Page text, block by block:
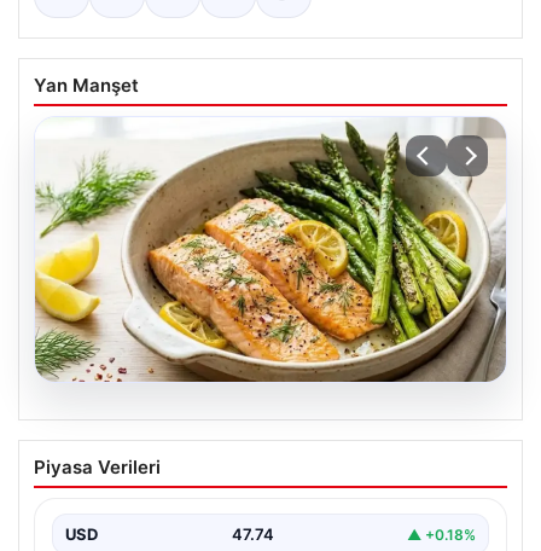
Yan Manşet
07.08.2026
Hafif, doyurucu ve omega-3 deposu:
Fırında limonlu kuşkonmazlı somon
Piyasa Verileri
USD 47.74 ▲ +0.18%